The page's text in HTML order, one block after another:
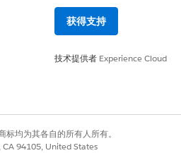
获得支持
技术提供者 Experience Cloud
均为其各自的所有人所有。
CA 94105, United States